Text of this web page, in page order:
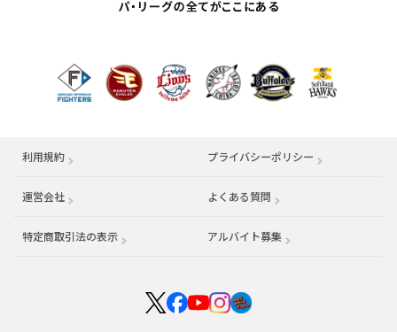
利用規約 プライバシーポリシー
運営会社 （別ウィンドウで開く） よくある質問
特定商取引法の表示 アルバイト募集 （別ウィンドウで開く